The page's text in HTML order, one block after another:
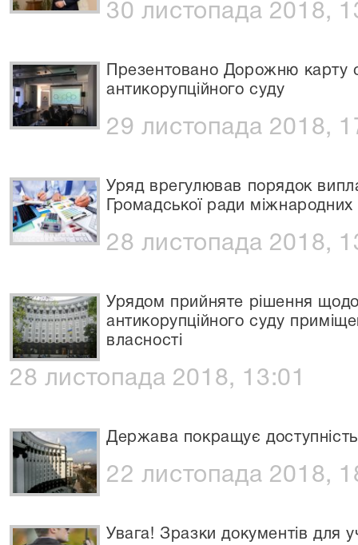
30 листопада 2018,
Презентовано Дорожню карту
антикорупційного суду
29 листопада 2018,
Уряд врегулював порядок
Громадської ради міжнародних
28 листопада 2018,
Урядом прийняте рішення
антикорупційного суду
власності
28 листопада 2018, 13:01
Держава покращує
22 листопада 2018,
Увага! Зразки документів для